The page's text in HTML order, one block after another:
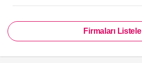
Firmaları Listele